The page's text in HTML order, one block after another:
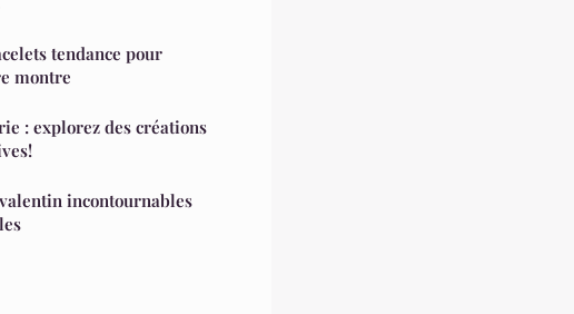
tendance pour
montre
: explorez des créations
incontournables